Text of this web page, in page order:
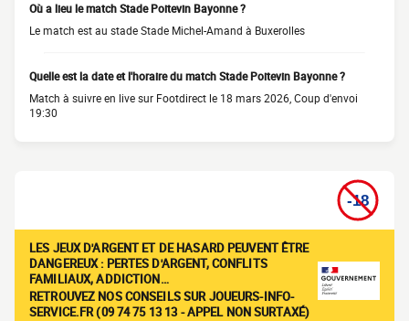
Où a lieu le match Stade Poitevin Bayonne ?
Le match est au stade Stade Michel-Amand à Buxerolles
Quelle est la date et l'horaire du match Stade Poitevin Bayonne ?
Match à suivre en live sur Footdirect le 18 mars 2026, Coup d'envoi
19:30
LES JEUX D'ARGENT ET DE HASARD PEUVENT ÊTRE
DANGEREUX : PERTES D'ARGENT, CONFLITS
FAMILIAUX, ADDICTION…
RETROUVEZ NOS CONSEILS SUR JOUEURS-INFO-
SERVICE.FR (09 74 75 13 13 - APPEL NON SURTAXÉ)